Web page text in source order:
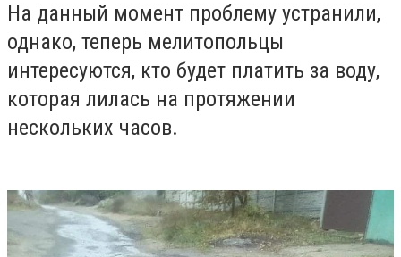
На данный момент проблему устранили,
однако, теперь мелитопольцы
интересуются, кто будет платить за воду,
которая лилась на протяжении
нескольких часов.